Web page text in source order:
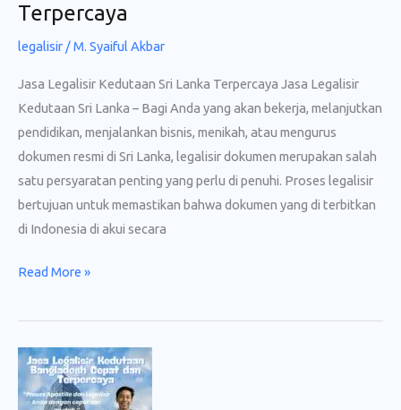
Terpercaya
legalisir /M. Syaiful Akbar
Jasa Legalisir Kedutaan Sri Lanka Terpercaya Jasa Legalisir
Kedutaan Sri Lanka – Bagi Anda yang akan bekerja, melanjutkan
pendidikan, menjalankan bisnis, menikah, atau mengurus
dokumen resmi di Sri Lanka, legalisir dokumen merupakan salah
satu persyaratan penting yang perlu di penuhi. Proses legalisir
bertujuan untuk memastikan bahwa dokumen yang di terbitkan
di Indonesia di akui secara
Jasa
Kedutaan
Sri
Lanka
Terpercaya
Read More »